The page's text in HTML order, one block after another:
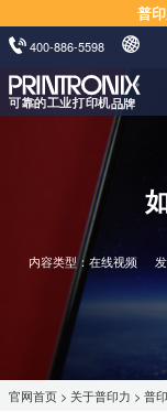
普
400-886-5598
内容类型：在线视频
官网首页 > 关于普印力 > 普